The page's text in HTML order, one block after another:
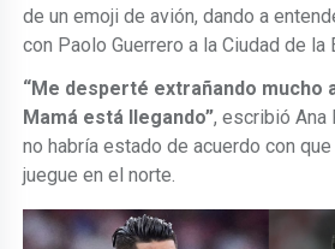
de un emoji de avión, dando a
con Paolo Guerrero a la Ciudad de la
“Me desperté extrañando mucho
Mamá está llegando”, escribió Ana
no habría estado de acuerdo con
juegue en el norte.